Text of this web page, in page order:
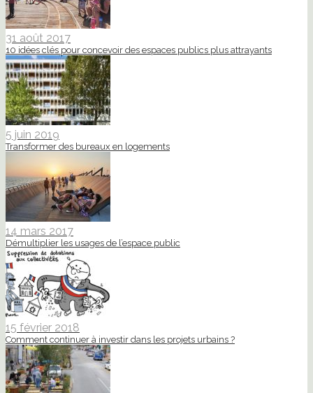
31 août 2017
10 idées clés pour concevoir des espaces publics plus attrayants
5 juin 2019
Transformer des bureaux en logements
14 mars 2017
Démultiplier les usages de l’espace public
15 février 2018
Comment continuer à investir dans les projets urbains ?